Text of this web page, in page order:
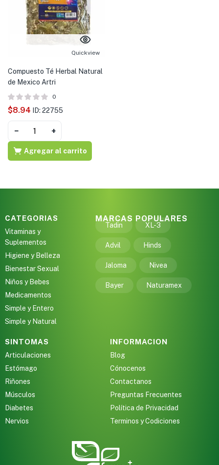
Quickview
Compuesto Té Herbal Natural
de Mexico Artri
0
$8.94 ID: 22755
− +
Agregar al carrito
CATEGORIAS
Vitaminas y
Suplementos
Higiene y Belleza
Bienestar Sexual
Niños y Bebes
Medicamentos
Simple y Entero
Simple y Natural
MARCAS POPULARES
Tadin XL-3
Advil Hinds
Jaloma Nivea
Bayer Naturamex
SINTOMAS
Articulaciones
Estómago
Riñones
Músculos
Diabetes
Nervios
INFORMACION
Blog
Cónocenos
Contactanos
Preguntas Frecuentes
Política de Privacidad
Terminos y Codiciones